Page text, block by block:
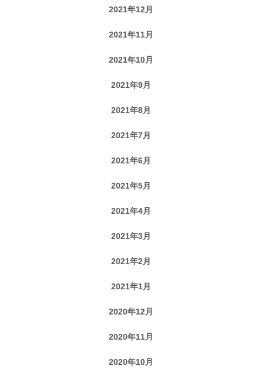
2021年12月
2021年11月
2021年10月
2021年9月
2021年8月
2021年7月
2021年6月
2021年5月
2021年4月
2021年3月
2021年2月
2021年1月
2020年12月
2020年11月
2020年10月